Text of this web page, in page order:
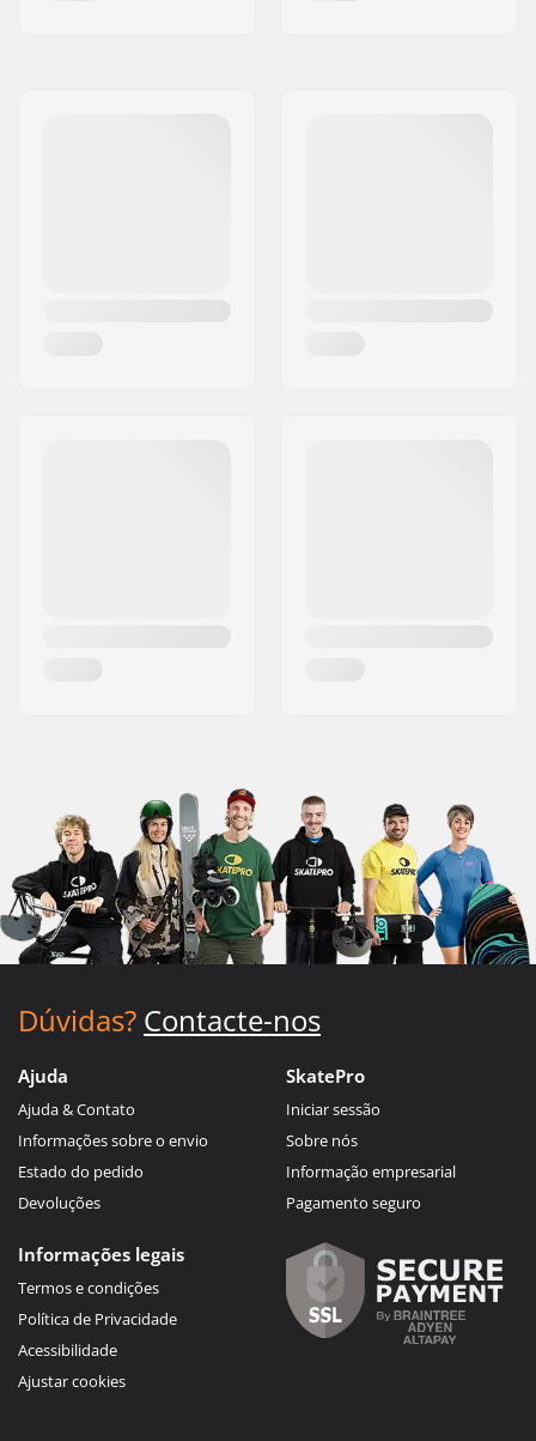
Dúvidas? Contacte-nos
Ajuda
Ajuda & Contato
Informações sobre o envio
Estado do pedido
Devoluções
SkatePro
Iniciar sessão
Sobre nós
Informação empresarial
Pagamento seguro
Informações legais
Termos e condições
Política de Privacidade
Acessibilidade
Ajustar cookies